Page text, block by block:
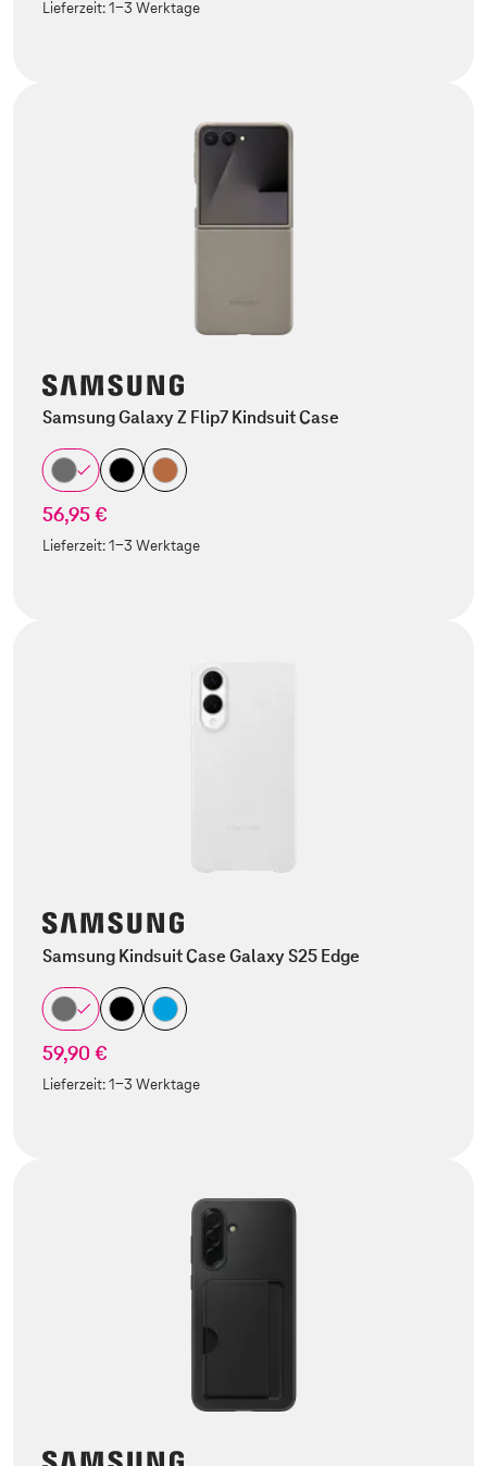
Lieferzeit:1-3 Werktage
Samsung Galaxy Z Flip7 Kindsuit Case
56,95 €
Lieferzeit:1-3 Werktage
Samsung Kindsuit Case Galaxy S25 Edge
59,90 €
Lieferzeit:1-3 Werktage